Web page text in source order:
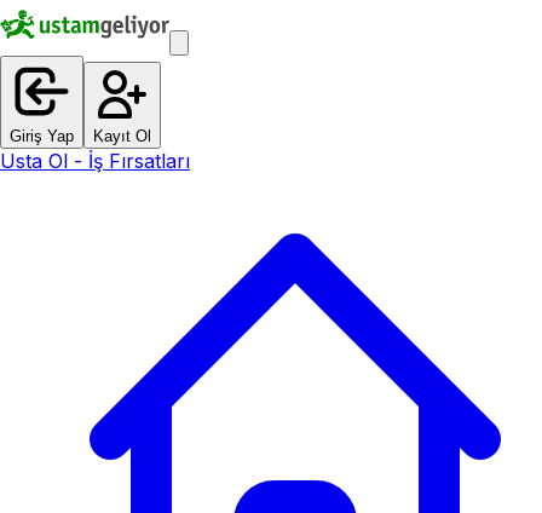
Giriş Yap Kayıt Ol
Usta Ol - İş Fırsatları